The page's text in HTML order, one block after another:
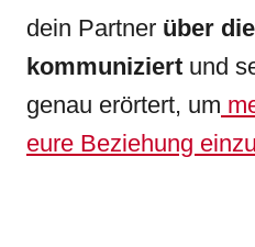
dein Partner über
kommuniziert und
genau erörtert, um
eure Beziehung